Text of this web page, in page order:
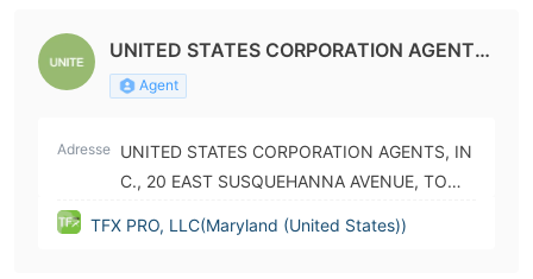
UNITED STATES CORPORATION AGENTS,
INCAgent
Adresse UNITED STATES CORPORATION AGENTS, IN
C., 20 EAST SUSQUEHANNA AVENUE, TOWS
TFX PRO, LLC(Maryland (United States))